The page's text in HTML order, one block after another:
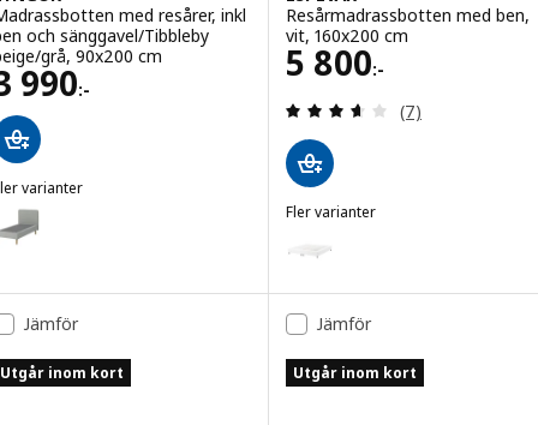
med resårer, inkl
och sänggavel/Tibbleby
grå, 90x200 cm
990:-
3990:-
varianter
LYNGÖR, Madrassbotten med resårer, inkl ben och
Resårmadrassbotten med ben,
vit, 160x200 cm
5 800:-
Pris 5800:-
Recensera:
(7)
Fler varianter
Variant: ESPEVÄR,
Variant: ESPEVÄR,
Variant: ESPEVÄR,
Jämför
Utgår inom kort
Jämför
Utgår inom kort